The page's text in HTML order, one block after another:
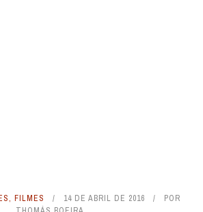
, FILMES 14 DE ABRIL DE 2016
POR